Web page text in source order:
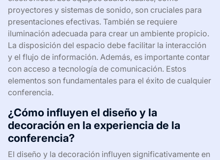
proyectores y sistemas de sonido, son cruciales para
presentaciones efectivas. También se requiere
iluminación adecuada para crear un ambiente propicio.
La disposición del espacio debe facilitar la interacción
y el flujo de información. Además, es importante contar
con acceso a tecnología de comunicación. Estos
elementos son fundamentales para el éxito de cualquier
conferencia.
¿Cómo influyen el diseño y la
decoración en la experiencia de la
conferencia?
El diseño y la decoración influyen significativamente en